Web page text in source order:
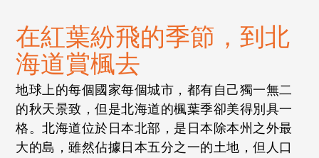
在紅葉紛飛的季節，到北
海道賞楓去
地球上的每個國家每個城市，都有自己獨一無二
的秋天景致，但是北海道的楓葉季卻美得別具一
格。北海道位於日本北部，是日本除本州之外最
大的島，雖然佔據日本五分之一的土地，但人口